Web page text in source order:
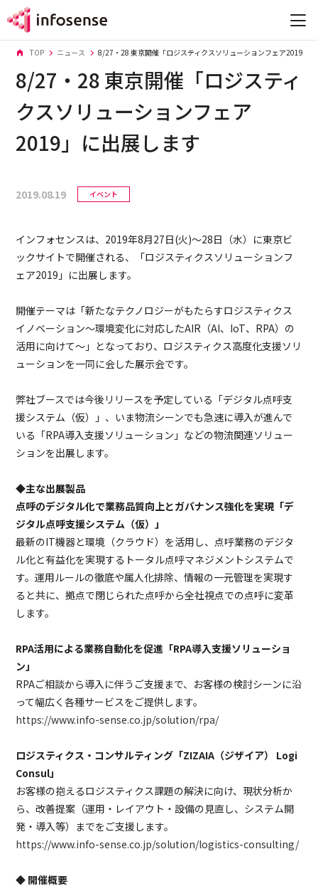
私たちについて
ソリューション
企業情報
採用情報
お役立ち情報
ニュース
資料請求
お問い合せ
TOP ニュース 8/27・28 東京開催「ロジスティクスソリューションフェア2019」
8/27・28 東京開催「ロジスティ
クスソリューションフェア
2019」に出展します
2019.08.19 イベント
インフォセンスは、2019年8月27日(火)～28日（水）に東京ビ
ックサイトで開催される、「ロジスティクスソリューションフ
ェア2019」に出展します。
開催テーマは「新たなテクノロジーがもたらすロジスティクス
イノベーション～環境変化に対応したAIR（AI、IoT、RPA）の
活用に向けて～」となっており、ロジスティクス高度化支援ソリ
ューションを一同に会した展示会です。
弊社ブースでは今後リリースを予定している「デジタル点呼支
援システム（仮）」、いま物流シーンでも急速に導入が進んで
いる「RPA導入支援ソリューション」などの物流関連ソリュー
ションを出展します。
◆主な出展製品
点呼のデジタル化で業務品質向上とガバナンス強化を実現「デ
ジタル点呼支援システム（仮）」
最新のIT機器と環境（クラウド）を活用し、点呼業務のデジタ
ル化と有益化を実現するトータル点呼マネジメントシステムで
す。運用ルールの徹底や属人化排除、情報の一元管理を実現す
ると共に、拠点で閉じられた点呼から全社視点での点呼に変革
します。
RPA活用による業務自動化を促進「RPA導入支援ソリューショ
ン」
RPAご相談から導⼊に伴うご⽀援まで、お客様の検討シーンに沿
って幅広く各種サービスをご提供します。
https://www.info-sense.co.jp/solution/rpa/
ロジスティクス・コンサルティング「ZIZAIA（ジザイア） Logi
Consul」
お客様の抱えるロジスティクス課題の解決に向け、現状分析か
ら、改善提案（運用・レイアウト・設備の見直し、システム開
発・導入等）までをご支援します。
https://www.info-sense.co.jp/solution/logistics-consulting/
◆ 開催概要